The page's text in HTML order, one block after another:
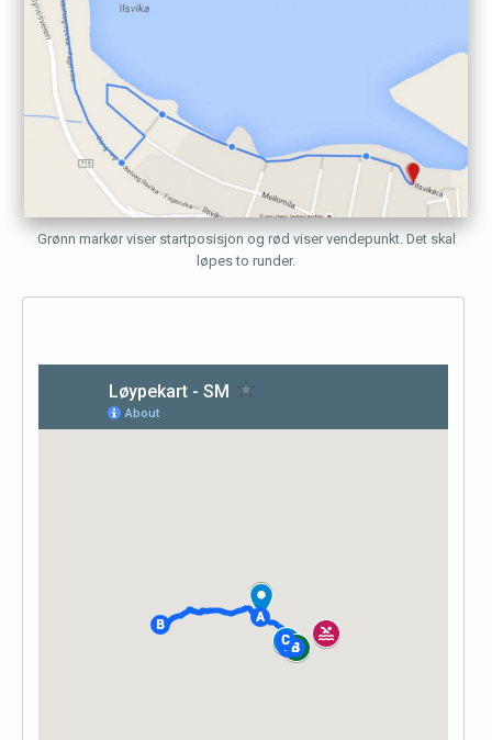
Grønn markør viser startposisjon og rød viser vendepunkt. Det skal
løpes to runder.